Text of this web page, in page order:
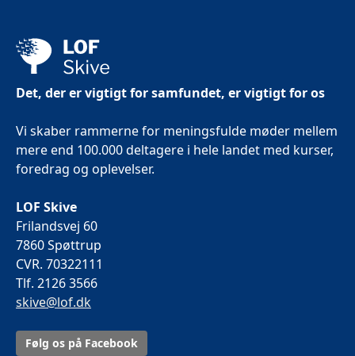
Det, der er vigtigt for samfundet, er vigtigt for os
Vi skaber rammerne for meningsfulde møder mellem
mere end 100.000 deltagere i hele landet med kurser,
foredrag og oplevelser.
LOF Skive
Frilandsvej 60
7860 Spøttrup
CVR. 70322111
Tlf. 2126 3566
skive@lof.dk
Følg os på Facebook